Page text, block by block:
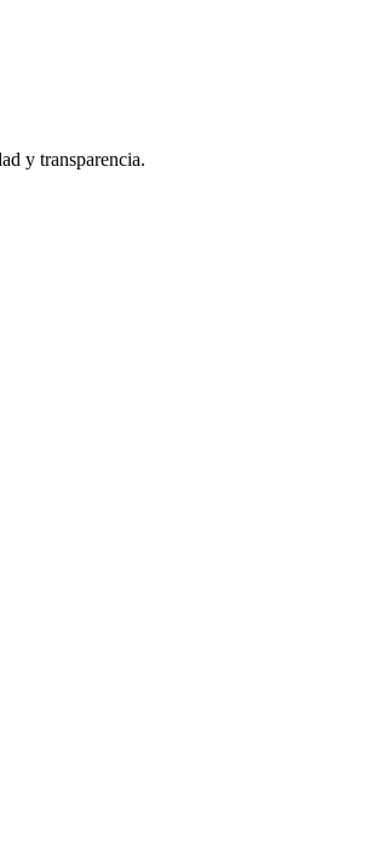
y transparencia.